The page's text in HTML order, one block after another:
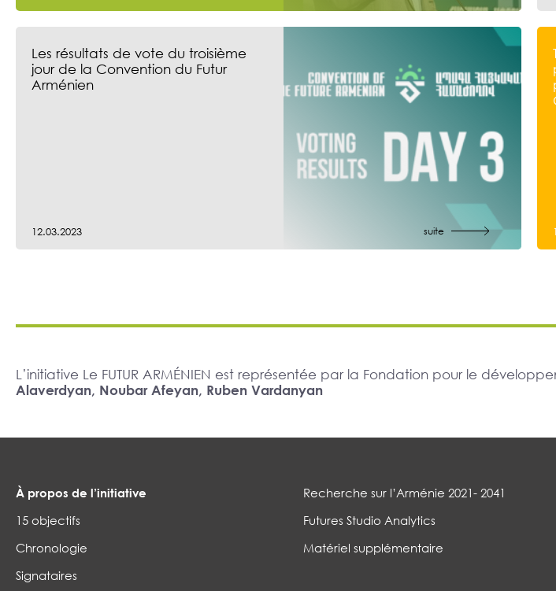
Les résultats de vote du troisième
jour de la Convention du Futur
Arménien
12.03.2023 suite
L’initiative Le FUTUR ARMÉNIEN est représentée par la Fondation pour le
Alaverdyan, Noubar Afeyan, Ruben Vardanyan
À propos de l’initiative
15 objectifs
Chronologie
Signataires
Recherche sur l’Arménie 2021- 2041
Futures Studio Analytics
Matériel supplémentaire